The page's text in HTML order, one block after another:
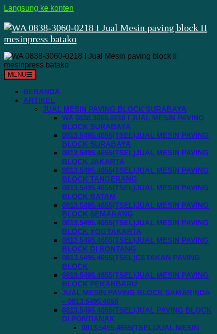
Langsung ke konten
MENU
BERANDA
ARTIKEL
JUAL MESIN PAVING BLOCK SURABAYA
WA 0838.3060.0218 I JUAL MESIN PAVING
BLOCK SURABAYA
0813.5495.4655(TSEL)JUAL MESIN PAVING
BLOCK SURABAYA
0813.5495.4655(TSEL)JUAL MESIN PAVING
BLOCK JAKARTA
0813.5495.4655(TSEL)JUAL MESIN PAVING
BLOCK TANGERANG
0813.5495.4655(TSEL)JUAL MESIN PAVING
BLOCK BATAM
0813.5495.4655(TSEL)JUAL MESIN PAVING
BLOCK SEMARANG
0813.5495.4655(TSEL)JUAL MESIN PAVING
BLOCK YOGYAKARTA
0813.5495.4655(TSEL)JUAL MESIN PAVING
BLOCK DI BONTANG
0813.5495.4655(TSEL)CETAKAN PAVING
BLOCK
0813.5495.4655(TSEL)JUAL MESIN PAVING
BLOCK PEKANBARU
JUAL MESIN PAVING BLOCK SAMARINDA
– 0813.5495.4655
0813.5495.4655(TSEL)JUAL PAVING BLOCK
DI PONTIANAK
0813.5495.4655(TSEL)JUAL MESIN